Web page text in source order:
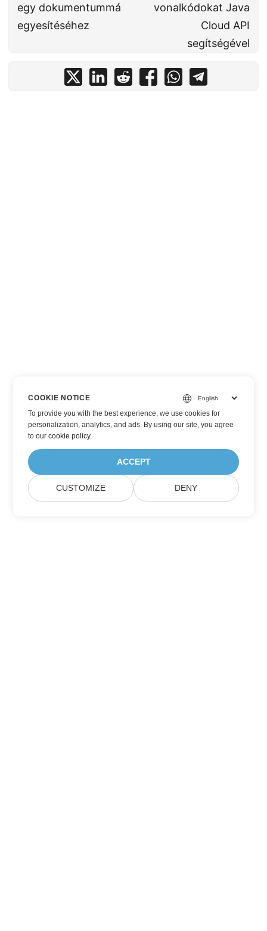
egy dokumentummá
egyesítéséhez
vonalkódokat Java
Cloud API
segítségével
COOKIE NOTICE
To provide you with the best experience, we use cookies for
personalization, analytics, and ads. By using our site, you agree
toour cookie policy.
ACCEPT
CUSTOMIZE DENY